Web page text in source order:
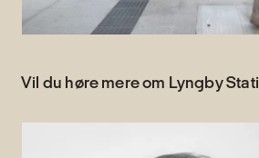
Vil du høre mere om Lyngby